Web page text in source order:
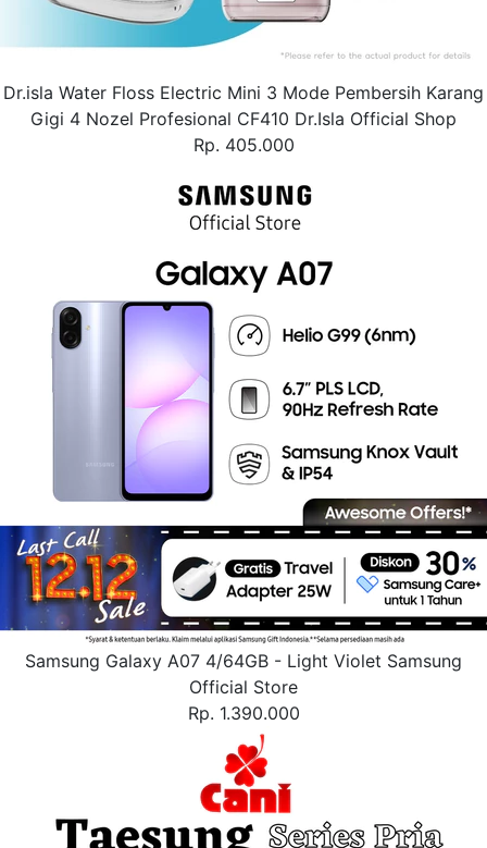
Dr.isla Water Floss Electric Mini 3 Mode Pembersih Karang
Gigi 4 Nozel Profesional CF410 Dr.Isla Official Shop
Rp. 405.000
Samsung Galaxy A07 4/64GB - Light Violet Samsung
Official Store
Rp. 1.390.000